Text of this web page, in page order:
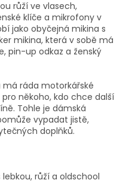
růží ve vlasech,
klíče a mikrofony v
jako obyčejná mikina s
mikina, která v sobě má
pin-up odkaz a ženský
má ráda motorkářské
někoho, kdo chce další
Tohle je dámská
vypadat jistě,
doplňků.
růží a oldschool